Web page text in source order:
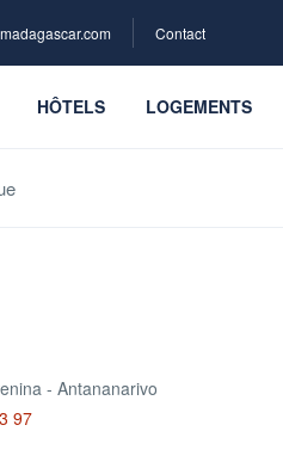
Contact
HÔTELS LOGEMENTS
- Antananarivo
97